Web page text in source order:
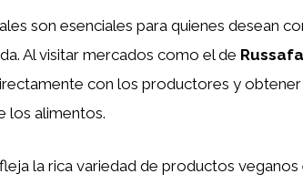
son esenciales para quienes desean
Al visitar mercados como el de Russafa
con los productores y
los alimentos.
la rica variedad de productos veganos